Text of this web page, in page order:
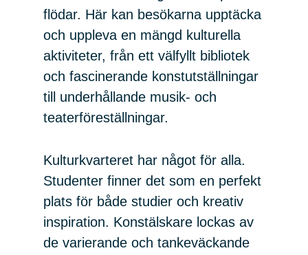
flödar. Här kan besökarna upptäcka
och uppleva en mängd kulturella
aktiviteter, från ett välfyllt bibliotek
och fascinerande konstutställningar
till underhållande musik- och
teaterföreställningar.
Kulturkvarteret har något för alla.
Studenter finner det som en perfekt
plats för både studier och kreativ
inspiration. Konstälskare lockas av
de varierande och tankeväckande